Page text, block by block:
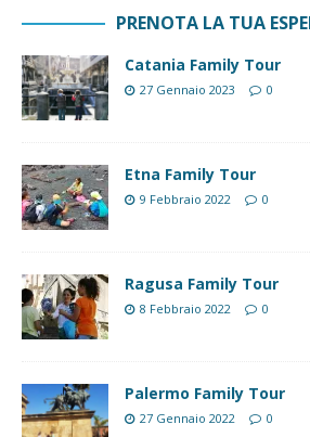
PRENOTA LA TUA
Catania Family Tour
27 Gennaio 2023 0
Etna Family Tour
9 Febbraio 2022 0
Ragusa Family Tour
8 Febbraio 2022 0
Palermo Family Tour
27 Gennaio 2022 0